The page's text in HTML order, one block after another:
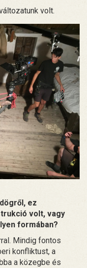
volt.
ez
volt, vagy
formában?
Mindig fontos
konfliktust, a
a közegbe és